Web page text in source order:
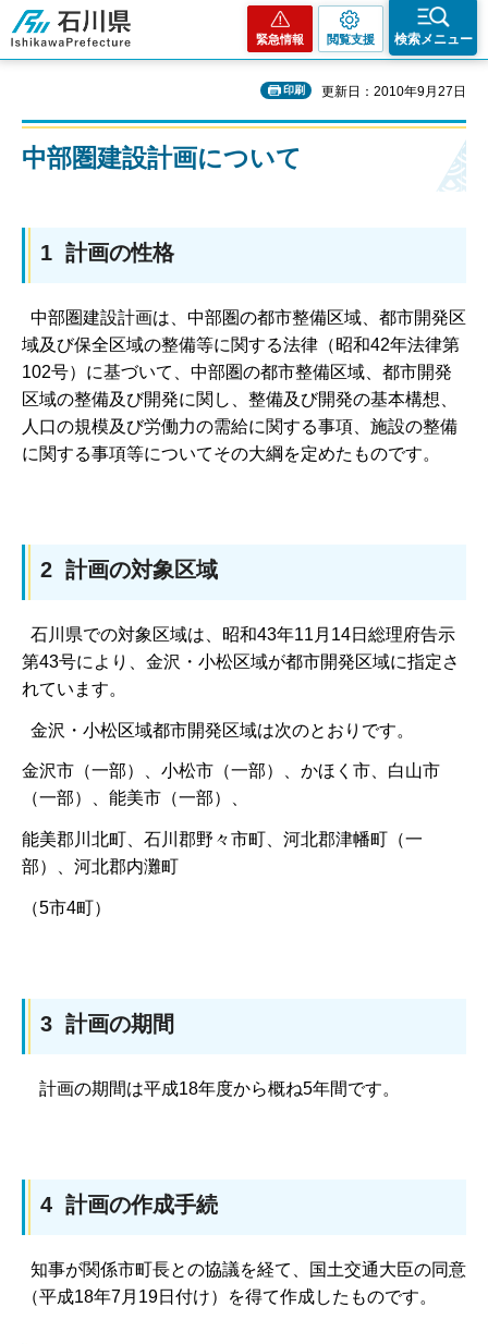
石川県
緊急情報 閲覧支援 検索メニュー
印刷 更新日：2010年9月27日
中部圏建設計画について
1 計画の性格
中部圏建設計画は、中部圏の都市整備区域、都市開発区
域及び保全区域の整備等に関する法律（昭和42年法律第
102号）に基づいて、中部圏の都市整備区域、都市開発
区域の整備及び開発に関し、整備及び開発の基本構想、
人口の規模及び労働力の需給に関する事項、施設の整備
に関する事項等についてその大綱を定めたものです。
2 計画の対象区域
石川県での対象区域は、昭和43年11月14日総理府告示
第43号により、金沢・小松区域が都市開発区域に指定さ
れています。
金沢・小松区域都市開発区域は次のとおりです。
金沢市（一部）、小松市（一部）、かほく市、白山市
（一部）、能美市（一部）、
能美郡川北町、石川郡野々市町、河北郡津幡町（一
部）、河北郡内灘町
（5市4町）
3 計画の期間
計画の期間は平成18年度から概ね5年間です。
4 計画の作成手続
知事が関係市町長との協議を経て、国土交通大臣の同意
（平成18年7月19日付け）を得て作成したものです。